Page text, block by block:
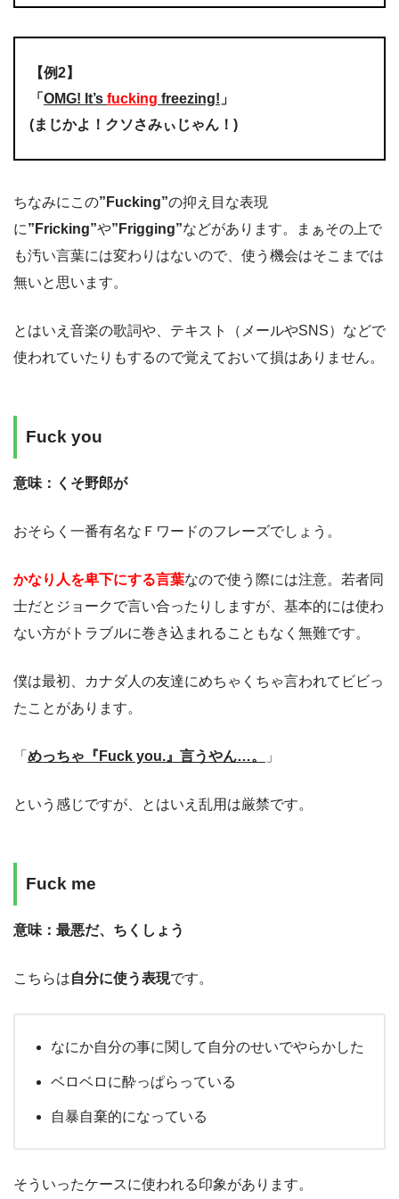
【例2】
「 OMG! It’s fucking freezing! 」
(まじかよ！クソさみぃじゃん！)
ちなみにこの”Fucking”の抑え目な表現
に”Fricking”や”Frigging”などがあります。まぁその上で
も汚い言葉には変わりはないので、使う機会はそこまでは
無いと思います。
とはいえ音楽の歌詞や、テキスト（メールやSNS）などで
使われていたりもするので覚えておいて損はありません。
Fuck you
意味：くそ野郎が
おそらく一番有名なＦワードのフレーズでしょう。
かなり人を卑下にする言葉なので使う際には注意。若者同
士だとジョークで言い合ったりしますが、基本的には使わ
ない方がトラブルに巻き込まれることもなく無難です。
僕は最初、カナダ人の友達にめちゃくちゃ言われてビビっ
たことがあります。
「 めっちゃ『Fuck you.』言うやん…。 」
という感じですが、とはいえ乱用は厳禁です。
Fuck me
意味：最悪だ、ちくしょう
こちらは自分に使う表現です。
なにか自分の事に関して自分のせいでやらかした
ベロベロに酔っぱらっている
自暴自棄的になっている
そういったケースに使われる印象があります。